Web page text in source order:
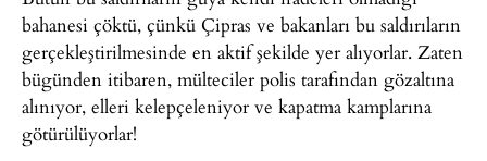
bahanesi çöktü, çünkü Çipras ve bakanları bu saldırıların
gerçekleştirilmesinde en aktif şekilde yer alıyorlar. Zaten
bügünden itibaren, mülteciler polis tarafından gözaltına
alınıyor, elleri kelepçeleniyor ve kapatma kamplarına
götürülüyorlar!